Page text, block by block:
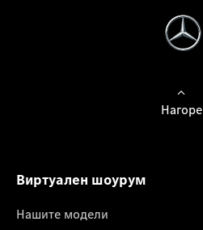
Нагоре
Виртуален шоурум
Нашите модели